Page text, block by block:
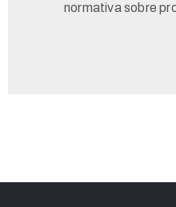
normativa sobre